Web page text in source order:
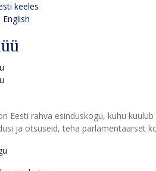
keeles
English
Eesti rahva esinduskogu, kuhu
ja otsuseid, teha parlamentaarset